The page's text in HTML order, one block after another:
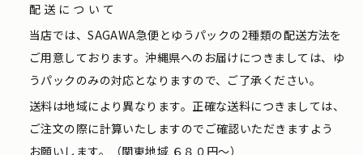
配送について
当店では、SAGAWA急便とゆうパックの2種類の配送方法を
ご用意しております。沖縄県へのお届けにつきましては、ゆ
うパックのみの対応となりますので、ご了承ください。
送料は地域により異なります。正確な送料につきましては、
ご注文の際に計算いたしますのでご確認いただきますよう
お願いします。（関東地域 ６８０円〜）